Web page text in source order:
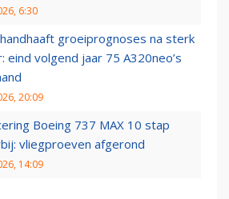
6:30
groeiprognoses na sterk
eind volgend jaar 75 A320neo’s
20:09
Boeing 737 MAX 10 stap
vliegproeven afgerond
14:09